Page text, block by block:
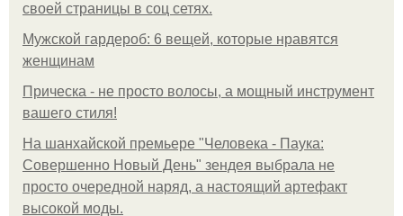
своей страницы в соц сетях.
Мужской гардероб: 6 вещей, которые нравятся
женщинам
Прическа - не просто волосы, а мощный инструмент
вашего стиля!
На шанхайской премьере "Человека - Паука:
Совершенно Новый День" зендея выбрала не
просто очередной наряд, а настоящий артефакт
высокой моды.